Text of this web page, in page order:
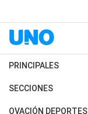
PRINCIPALES
Últimas Noticias
Política
SECCIONES
Horóscopo
OVACIÓN DEPORTES